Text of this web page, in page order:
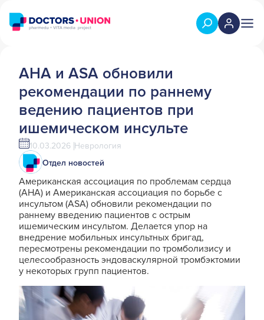
AHA и ASA обновили
рекомендации по раннему
ведению пациентов при
ишемическом инсульте
10.03.2026 Неврология
Отдел новостей
Американская ассоциация по проблемам сердца
(AHA) и Американская ассоциация по борьбе с
инсультом (ASA) обновили рекомендации по
раннему введению пациентов с острым
ишемическим инсультом. Делается упор на
внедрение мобильных инсультных бригад,
пересмотрены рекомендации по тромболизису и
целесообразность эндоваскулярной тромбэктомии
у некоторых групп пациентов.